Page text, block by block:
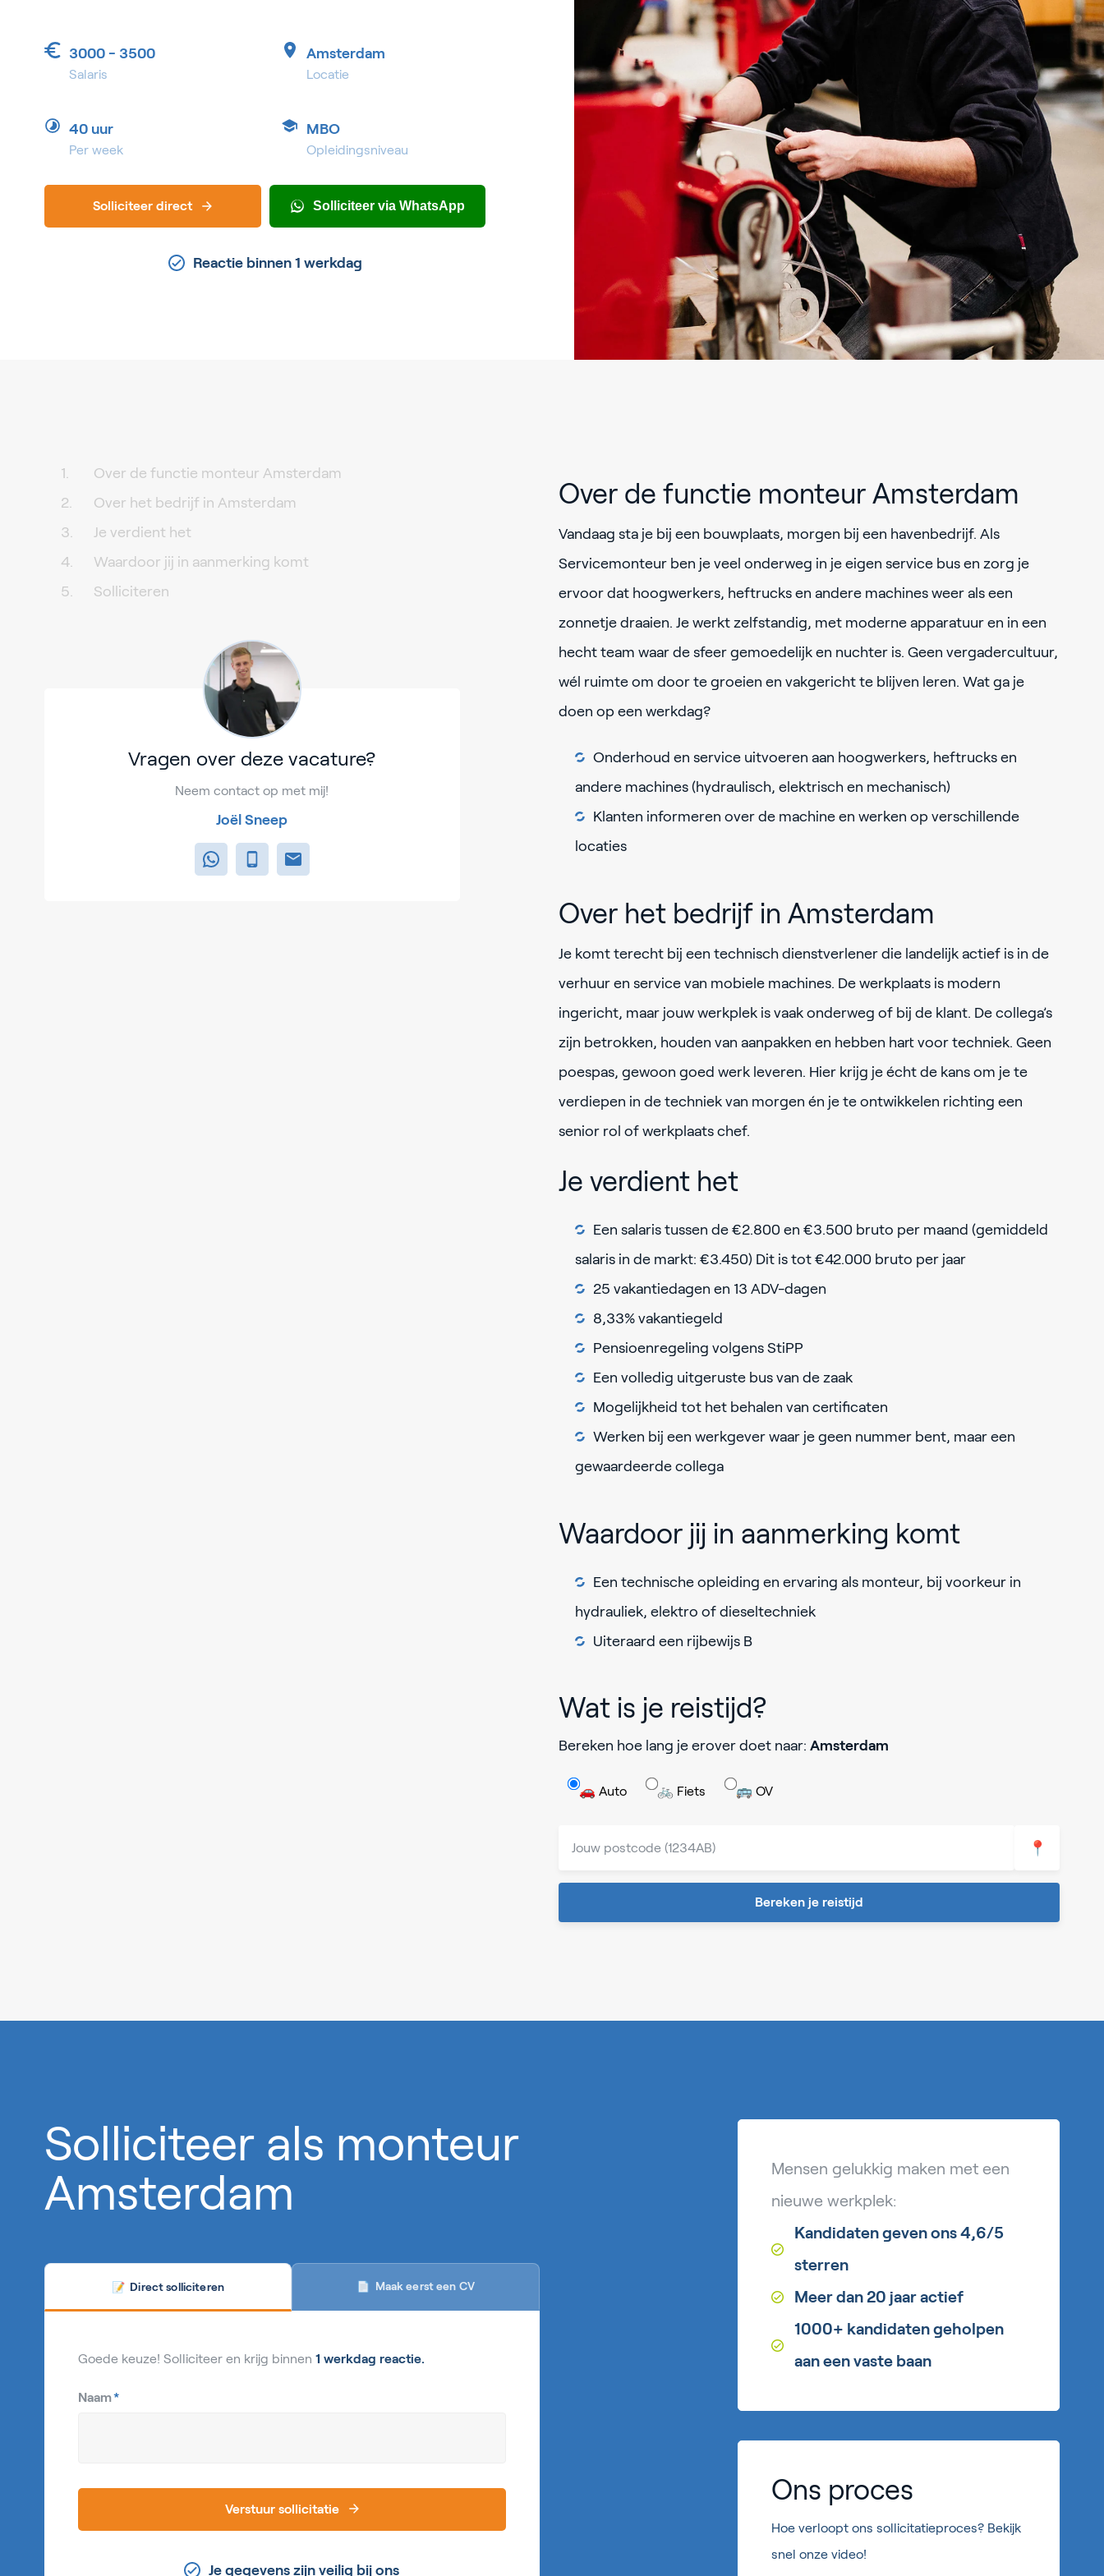
3000 - 3500
Salaris
Amsterdam
Locatie
40 uur
Per week
MBO
Opleidingsniveau
Solliciteer direct Solliciteer via WhatsApp
Reactie binnen 1 werkdag
Over de functie monteur Amsterdam
Over het bedrijf in Amsterdam
Je verdient het
Waardoor jij in aanmerking komt
Solliciteren
Vragen over deze vacature?
Neem contact op met mij!
Joël Sneep
Over de functie monteur Amsterdam
Vandaag sta je bij een bouwplaats, morgen bij een havenbedrijf. Als
Servicemonteur ben je veel onderweg in je eigen service bus en zorg je
ervoor dat hoogwerkers, heftrucks en andere machines weer als een
zonnetje draaien. Je werkt zelfstandig, met moderne apparatuur en in een
hecht team waar de sfeer gemoedelijk en nuchter is. Geen vergadercultuur,
wél ruimte om door te groeien en vakgericht te blijven leren. Wat ga je
doen op een werkdag?
Onderhoud en service uitvoeren aan hoogwerkers, heftrucks en
andere machines (hydraulisch, elektrisch en mechanisch)
Klanten informeren over de machine en werken op verschillende
locaties
Over het bedrijf in Amsterdam
Je komt terecht bij een technisch dienstverlener die landelijk actief is in de
verhuur en service van mobiele machines. De werkplaats is modern
ingericht, maar jouw werkplek is vaak onderweg of bij de klant. De collega’s
zijn betrokken, houden van aanpakken en hebben hart voor techniek. Geen
poespas, gewoon goed werk leveren. Hier krijg je écht de kans om je te
verdiepen in de techniek van morgen én je te ontwikkelen richting een
senior rol of werkplaats chef.
Je verdient het
Een salaris tussen de €2.800 en €3.500 bruto per maand (gemiddeld
salaris in de markt: €3.450) Dit is tot €42.000 bruto per jaar
25 vakantiedagen en 13 ADV-dagen
8,33% vakantiegeld
Pensioenregeling volgens StiPP
Een volledig uitgeruste bus van de zaak
Mogelijkheid tot het behalen van certificaten
Werken bij een werkgever waar je geen nummer bent, maar een
gewaardeerde collega
Waardoor jij in aanmerking komt
Een technische opleiding en ervaring als monteur, bij voorkeur in
hydrauliek, elektro of dieseltechniek
Uiteraard een rijbewijs B
Wat is je reistijd?
Bereken hoe lang je erover doet naar: Amsterdam
🚗 Auto 🚲 Fiets 🚌 OV
📍
Bereken je reistijd
Solliciteer als monteur
Amsterdam
📝 Direct solliciteren 📄 Maak eerst een CV
Goede keuze! Solliciteer en krijg binnen 1 werkdag reactie.
Naam*
Verstuur sollicitatie
Je gegevens zijn veilig bij ons
Mensen gelukkig maken met een
nieuwe werkplek:
Kandidaten geven ons 4,6/5
sterren
Meer dan 20 jaar actief
1000+ kandidaten geholpen
aan een vaste baan
Ons proces
Hoe verloopt ons sollicitatieproces? Bekijk
snel onze video!